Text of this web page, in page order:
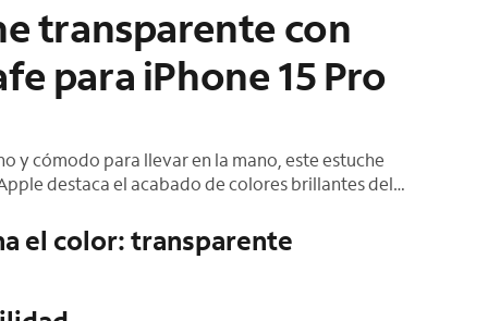
transparente con
para iPhone 15 Pro
y cómodo para llevar en la mano, este estuche
destaca el acabado de colores brillantes del
y brinda protección adicional. Elaborado con
policarbonato ópticamente transparente y
el estuche calza perfectamente sobre los
su uso. En la superficie, se ha aplicado un
a los rayones tanto en el interior como en
el color: transparente